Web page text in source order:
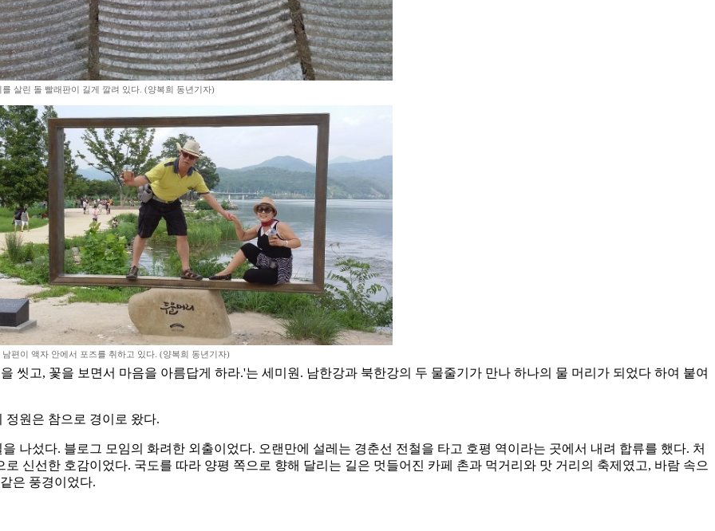
살린 돌 빨래판이 길게 깔려 있다. (양복희 동년기자)
편이 액자 안에서 포즈를 취하고 있다. (양복희 동년기자)
씻고, 꽃을 보면서 마음을 아름답게 하라.'는 세미원. 남한강과 북한강의 두 물줄기가 만나 하나의 물 머리가 되었다 하여 붙여
원은 참으로 경이로 왔다.
나섰다. 블로그 모임의 화려한 외출이었다. 오랜만에 설레는 경춘선 전철을 타고 호평 역이라는 곳에서 내려 합류를 했다. 처
신선한 호감이었다. 국도를 따라 양평 쪽으로 향해 달리는 길은 멋들어진 카페 촌과 먹거리와 맛 거리의 축제였고, 바람 속으
은 풍경이었다.